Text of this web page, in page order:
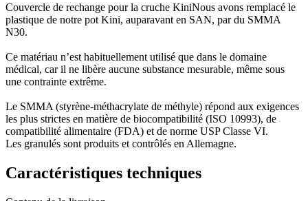
Couvercle de rechange pour la cruche KiniNous avons remplacé le
plastique de notre pot Kini, auparavant en SAN, par du SMMA
N30.
Ce matériau n’est habituellement utilisé que dans le domaine
médical, car il ne libère aucune substance mesurable, même sous
une contrainte extrême.
Le SMMA (styrène-méthacrylate de méthyle) répond aux exigences
les plus strictes en matière de biocompatibilité (ISO 10993), de
compatibilité alimentaire (FDA) et de norme USP Classe VI.
Les granulés sont produits et contrôlés en Allemagne.
Caractéristiques techniques